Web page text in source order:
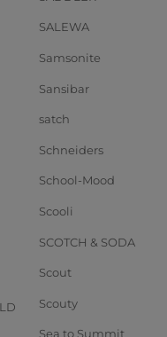
SALEWA
Samsonite
Sansibar
satch
Schneiders
School-Mood
Scooli
SCOTCH & SODA
Scout
Scouty
Sea to Summit